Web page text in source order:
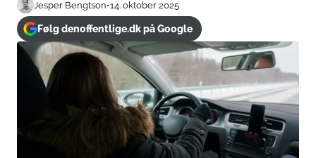
Jesper Bengtson•14. oktober 2025
Følg denoffentlige.dk på Google